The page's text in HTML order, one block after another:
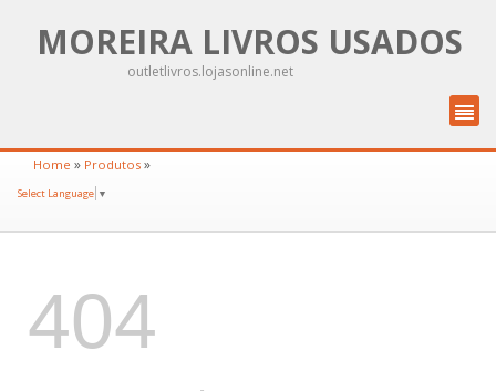
MOREIRA LIVROS USADOS
outletlivros.lojasonline.net
Home » Produtos »
Select Language ▼